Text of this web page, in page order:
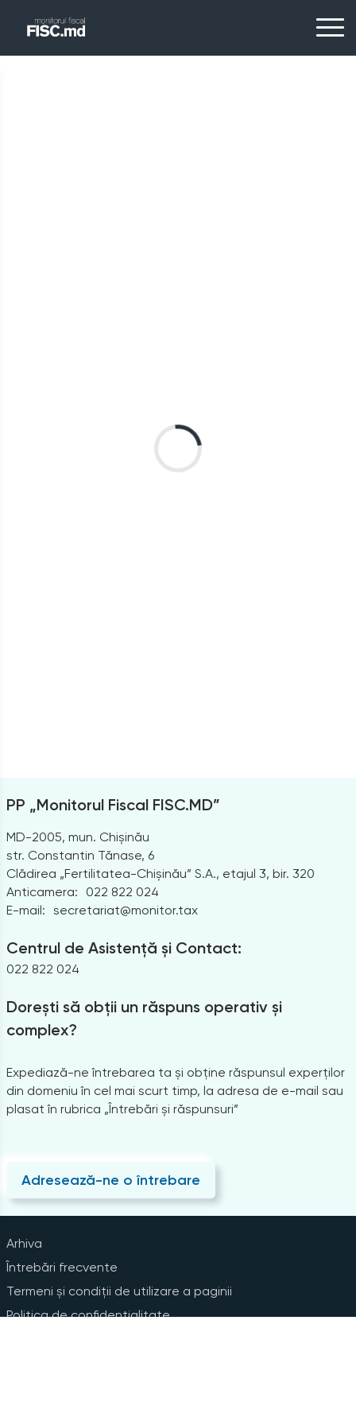
PP „Monitorul Fiscal FISC.MD”
MD-2005, mun. Chișinău
str. Constantin Tănase, 6
Clădirea „Fertilitatea-Chișinău” S.A., etajul 3, bir. 320
Anticamera:
022 822 024
E-mail: secretariat@monitor.tax
Centrul de Asistență și Contact:
022 822 024
Dorești să obții un răspuns operativ și
complex?
Expediază-ne întrebarea ta și obține răspunsul experților
din domeniu în cel mai scurt timp, la adresa de e-mail sau
plasat în rubrica „Întrebări și răspunsuri”
Adresează-ne o întrebare
Arhiva
Întrebări frecvente
Termeni și condiții de utilizare a paginii
Politica de confidențialitate